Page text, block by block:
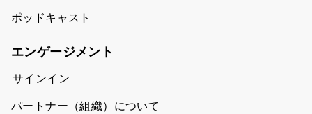
ポッドキャスト
エンゲージメント
サインイン
パートナー（組織）について